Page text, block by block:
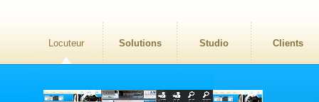
Locuteur Solutions Studio Clients